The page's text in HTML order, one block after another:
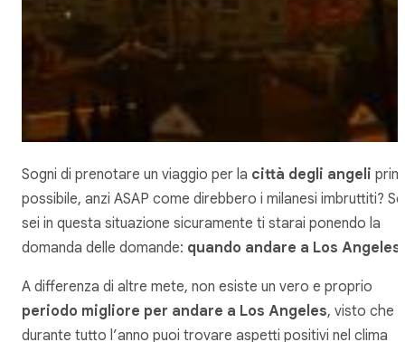
Sogni di prenotare un viaggio per la città degli angeli
possibile, anzi ASAP come direbbero i milanesi imbruttiti? Se
sei in questa situazione sicuramente ti starai ponendo la
domanda delle domande: quando andare a Los Angeles
A differenza di altre mete, non esiste un vero e proprio
periodo migliore per andare a Los Angeles, visto che
durante tutto l’anno puoi trovare aspetti positivi nel clima